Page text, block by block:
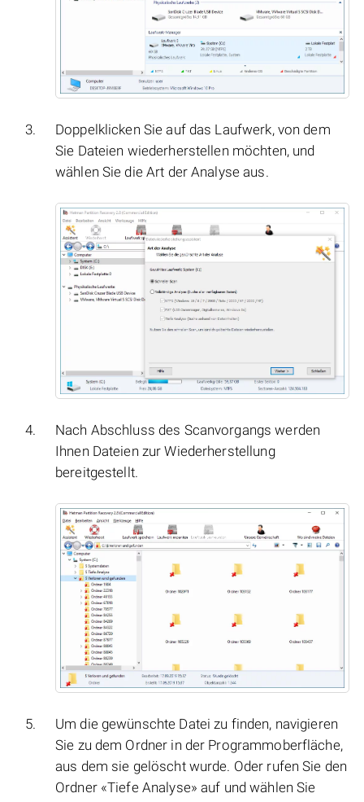
Doppelklicken Sie auf das Laufwerk, von dem
Sie Dateien wiederherstellen möchten, und
wählen Sie die Art der Analyse aus.
Nach Abschluss des Scanvorgangs werden
Ihnen Dateien zur Wiederherstellung
bereitgestellt.
Um die gewünschte Datei zu finden, navigieren
Sie zu dem Ordner in der Programmoberfläche,
aus dem sie gelöscht wurde. Oder rufen Sie den
Ordner «Tiefe Analyse» auf und wählen Sie